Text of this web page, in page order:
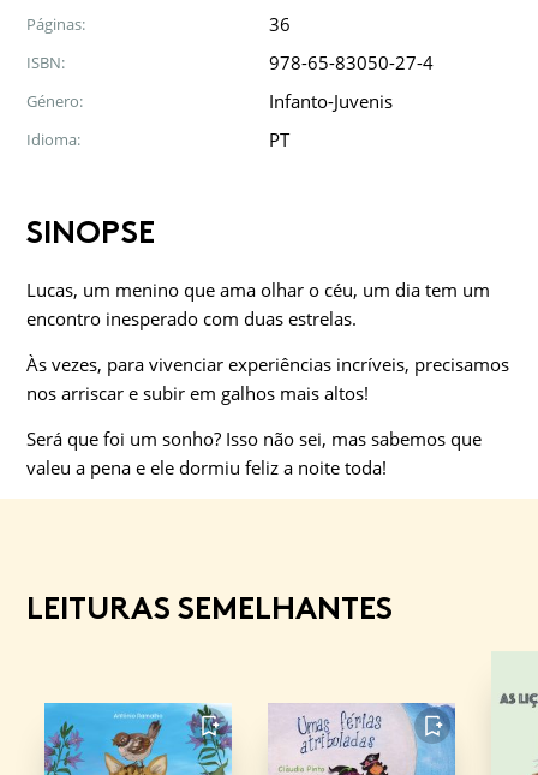
Páginas: 36
ISBN: 978-65-83050-27-4
Género: Infanto-Juvenis
Idioma: PT
SINOPSE
Lucas, um menino que ama olhar o céu, um dia tem um
encontro inesperado com duas estrelas.
Às vezes, para vivenciar experiências incríveis, precisamos
nos arriscar e subir em galhos mais altos!
Será que foi um sonho? Isso não sei, mas sabemos que
valeu a pena e ele dormiu feliz a noite toda!
LEITURAS SEMELHANTES
FAVORITO FAVORITO